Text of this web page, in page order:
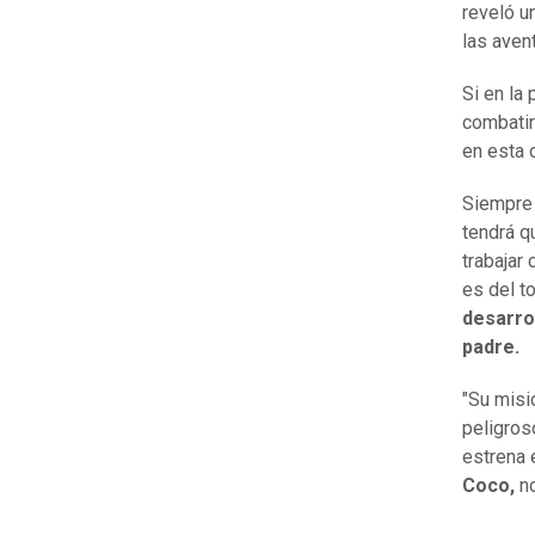
reveló
las
Si en la
en esta
tendrá
trabajar
es del
padre.
"Su
estrena
Coco,